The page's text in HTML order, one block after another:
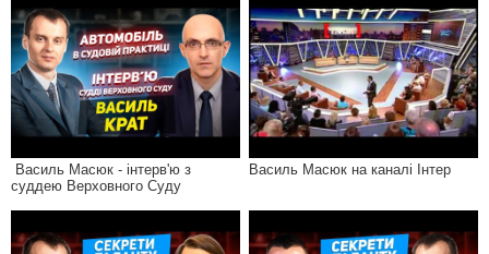
Василь Масюк - інтерв'ю з
суддею Верховного Суду
Василь Масюк на каналі Інтер